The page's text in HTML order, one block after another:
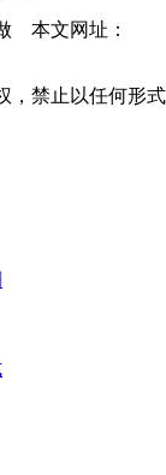
本文网址：
，禁止以任何形式